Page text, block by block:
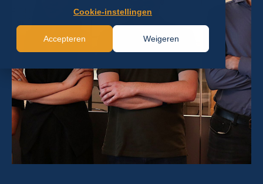
Cookie-instellingen
Accepteren Weigeren